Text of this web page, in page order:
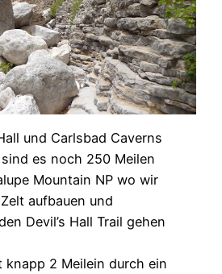
und Carlsbad Caverns
es noch 250 Meilen
Mountain NP wo wir
aufbauen und
Devil’s Hall Trail gehen
knapp 2 Meilein durch ein